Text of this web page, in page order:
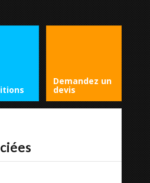
Demandez un
devis